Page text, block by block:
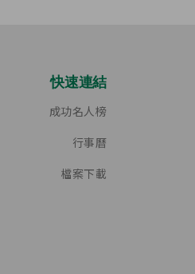
快速連結
成功名人榜
行事曆
檔案下載